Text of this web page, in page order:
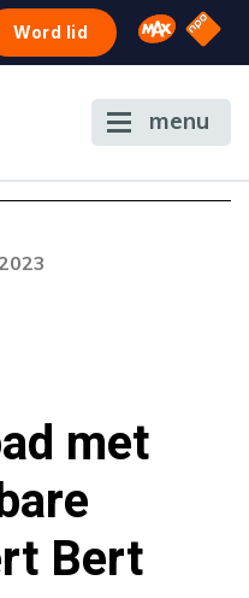
Word lid Omroep
NPO
menu
met
Bert